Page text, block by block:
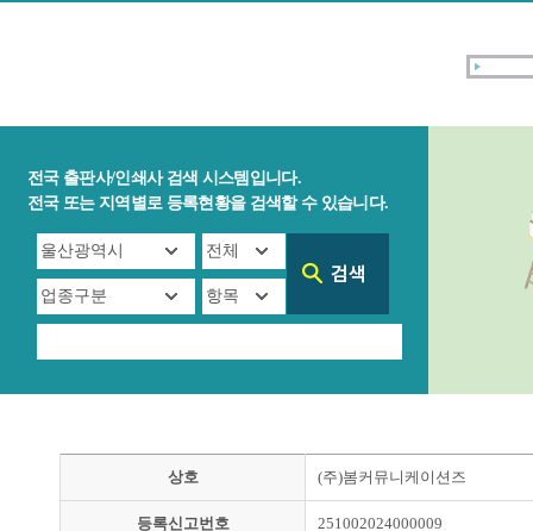
전국 출판사/인쇄사 검색 시스템입니다.
전국 또는 지역별로 등록현황을 검색할 수 있습니다.
상호 (주)봄커뮤니케이션즈
등록신고번호 251002024000009